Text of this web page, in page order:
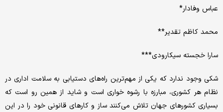
عباس وفادار*
محمد کاظم تقدیر**
سارا خجسته سیکارودی***
شکی وجود ندارد که یکی از مهم‌ترین راه‌های دستیابی به سلامت اداری در
نظام هر کشوری، مبارزه با رشوه خواری است و شاید از همین رو است که
بسیاری کشورهای جهان تلاش می‌کنند ساز و کارهای قانونی خود را در این